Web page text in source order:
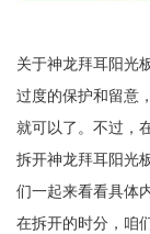
关于神龙拜耳阳光
过度的保护和留意
就可以了。不过，
拆开神龙拜耳阳光
们一起来看看具体
在拆开的时分，咱